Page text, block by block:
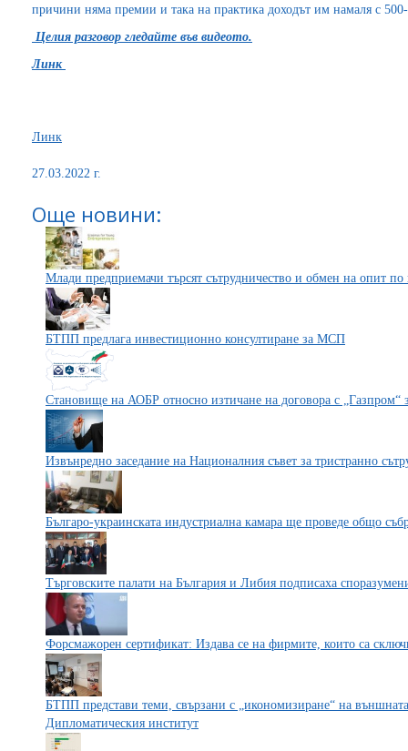
причини няма премии и така на практика доходът им намаля с
Целия разговор гледайте във видеото.
Линк
Линк
27.03.2022 г.
Още новини:
Млади предприемачи търсят сътрудничество и обмен на опит
БТПП предлага инвестиционно консултиране за МСП
Становище на АОБР относно изтичане на договора с „Газпром“
Извънредно заседание на Националния съвет за тристранно
Българо-украинската индустриална камара ще проведе общо
Търговските палати на България и Либия подписаха
Форсмажорен сертификат: Издава се на фирмите, които са
БТПП представи теми, свързани с „икономизиране“ на
Дипломатическия институт